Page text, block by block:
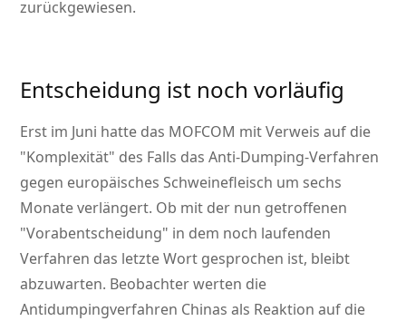
zurückgewiesen.
Entscheidung ist noch vorläufig
Erst im Juni hatte das MOFCOM mit Verweis auf die
Komplexität des Falls das Anti-Dumping-Verfahren
gegen europäisches Schweinefleisch um sechs
Monate verlängert. Ob mit der nun getroffenen
Vorabentscheidung in dem noch laufenden
Verfahren das letzte Wort gesprochen ist, bleibt
abzuwarten. Beobachter werten die
Antidumpingverfahren Chinas als Reaktion auf die